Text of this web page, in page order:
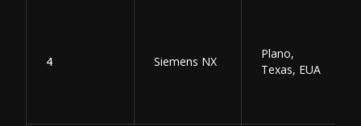
4 Siemens NX
Plano,
Texas, EUA